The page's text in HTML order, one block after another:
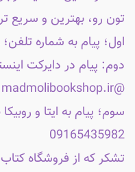
تون رو، بهترین و
اول؛ پیام به شماره تلفن؛ 09165435982
دوم: پیام در دایرکت
@madmolibookshop.ir
سوم؛ پیام به ایتا و
09165435982
تشکر که از فروشگاه